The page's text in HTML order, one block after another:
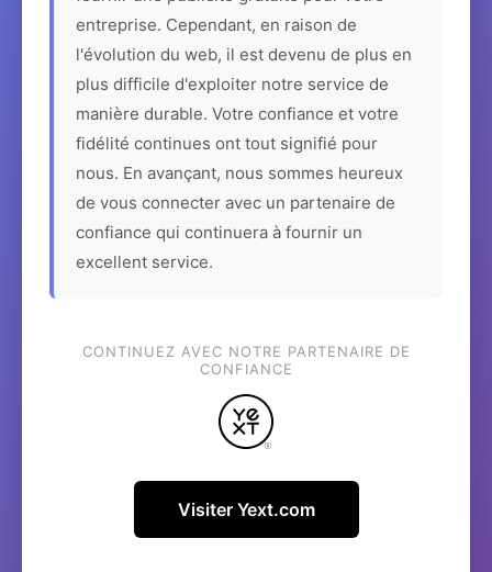
entreprise. Cependant, en raison de
l'évolution du web, il est devenu de plus en
plus difficile d'exploiter notre service de
manière durable. Votre confiance et votre
fidélité continues ont tout signifié pour
nous. En avançant, nous sommes heureux
de vous connecter avec un partenaire de
confiance qui continuera à fournir un
excellent service.
CONTINUEZ AVEC NOTRE PARTENAIRE DE
CONFIANCE
Visiter Yext.com